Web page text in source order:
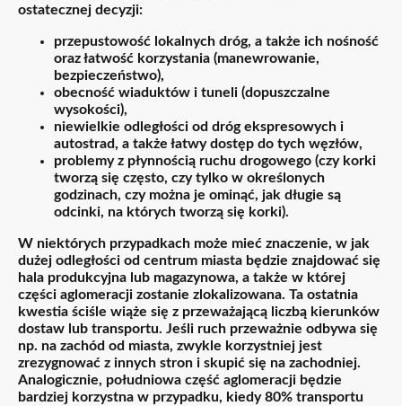
ostatecznej decyzji:
przepustowość lokalnych dróg, a także ich nośność
oraz łatwość korzystania (manewrowanie,
bezpieczeństwo),
obecność wiaduktów i tuneli (dopuszczalne
wysokości),
niewielkie odległości od dróg ekspresowych i
autostrad, a także łatwy dostęp do tych węzłów,
problemy z płynnością ruchu drogowego (czy korki
tworzą się często, czy tylko w określonych
godzinach, czy można je ominąć, jak długie są
odcinki, na których tworzą się korki).
W niektórych przypadkach może mieć znaczenie, w jak
dużej odległości od centrum miasta będzie znajdować się
hala produkcyjna lub magazynowa, a także w której
części aglomeracji zostanie zlokalizowana. Ta ostatnia
kwestia ściśle wiąże się z przeważającą liczbą kierunków
dostaw lub transportu. Jeśli ruch przeważnie odbywa się
np. na zachód od miasta, zwykle korzystniej jest
zrezygnować z innych stron i skupić się na zachodniej.
Analogicznie, południowa część aglomeracji będzie
bardziej korzystna w przypadku, kiedy 80% transportu